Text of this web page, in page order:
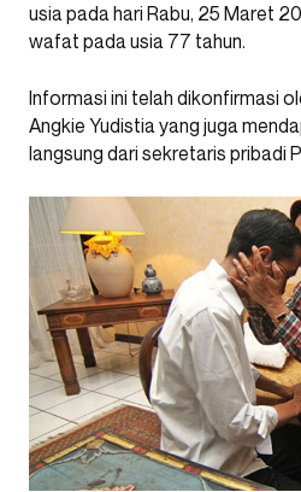
usia pada hari Rabu, 25 Maret
wafat pada usia 77 tahun.
Informasi ini telah dikonfirmasi
Angkie Yudistia yang juga
langsung dari sekretaris pribadi